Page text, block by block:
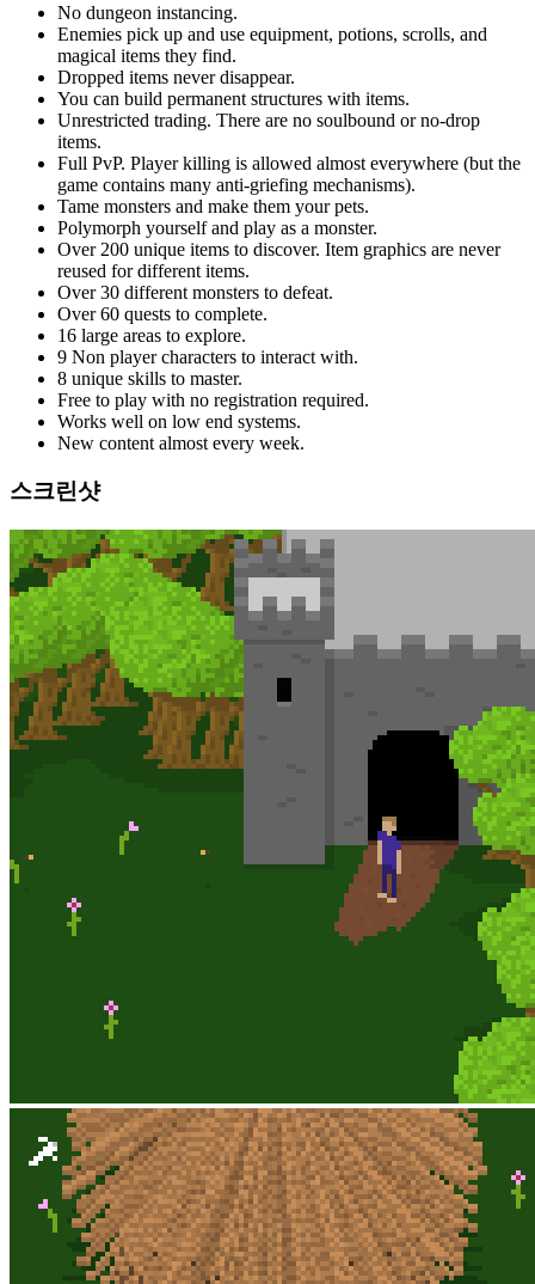
No dungeon instancing.
Enemies pick up and use equipment, potions, scrolls, and
magical items they find.
Dropped items never disappear.
You can build permanent structures with items.
Unrestricted trading. There are no soulbound or no-drop
items.
Full PvP. Player killing is allowed almost everywhere (but the
game contains many anti-griefing mechanisms).
Tame monsters and make them your pets.
Polymorph yourself and play as a monster.
Over 200 unique items to discover. Item graphics are never
reused for different items.
Over 30 different monsters to defeat.
Over 60 quests to complete.
16 large areas to explore.
9 Non player characters to interact with.
8 unique skills to master.
Free to play with no registration required.
Works well on low end systems.
New content almost every week.
스크린샷